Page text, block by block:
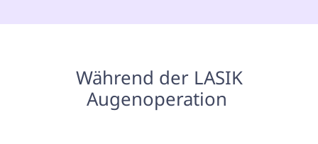
Augenoperation